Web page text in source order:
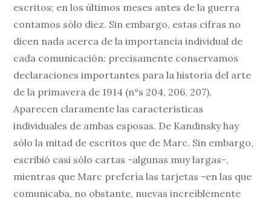
escritos; en los últimos meses antes de la guerra
contamos sólo diez. Sin embargo, estas cifras no
dicen nada acerca de la importancia individual de
cada comunicación: precisamente conservamos
declaraciones importantes para la historia del arte
de la primavera de 1914 (n°s 204, 206, 207).
Aparecen claramente las características
individuales de ambas esposas. De Kandinsky hay
sólo la mitad de escritos que de Marc. Sin embargo,
escribió casi sólo cartas -algunas muy largas-,
mientras que Marc prefería las tarjetas -en las que
comunicaba, no obstante, nuevas increíblemente